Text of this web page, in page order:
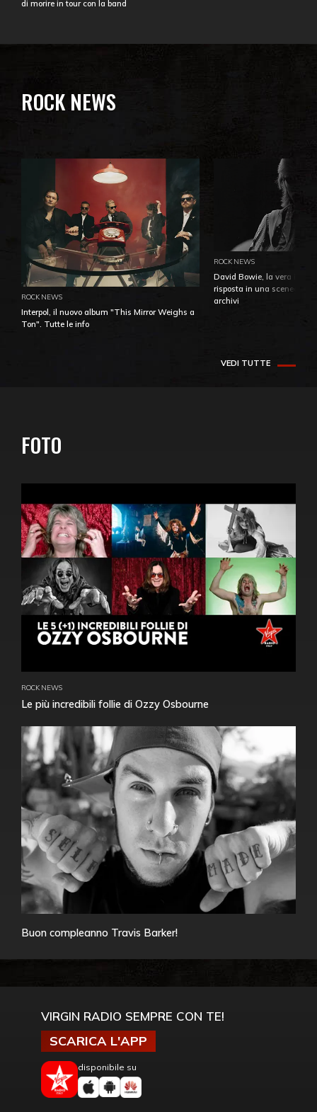
di morire in tour con la band
ROCK NEWS
ROCK NEWS
Interpol, il nuovo album "This Mirror Weighs a
Ton". Tutte le info
ROCK NEWS
David Bowie, la vera
risposta in una
archivi
VEDI TUTTE
FOTO
ROCK NEWS
Le più incredibili follie di Ozzy Osbourne
Buon compleanno Travis Barker!
VIRGIN RADIO SEMPRE CON TE!
SCARICA L'APP
disponibile su